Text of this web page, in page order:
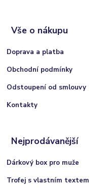
Vše o nákupu
Doprava a platba
Obchodní podmínky
Odstoupení od smlouvy
Kontakty
Nejprodávanější
Dárkový box pro muže
Trofej s vlastním textem